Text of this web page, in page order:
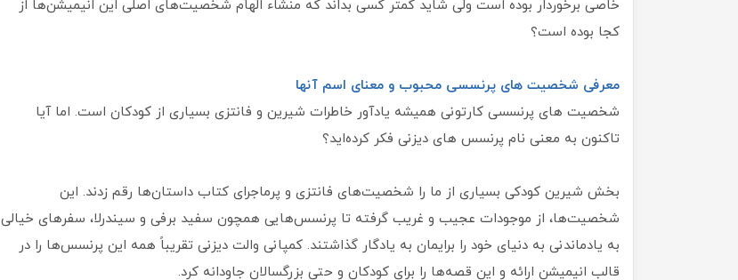
خاصی برخوردار بوده است ولی شاید کمتر کسی بداند که منشاء الهام شخصیت‌های اصلی این انیمیشن‌ها از
کجا بوده است؟
معرفی شخصیت های پرنسسی محبوب و معنای اسم آنها
شخصیت های پرنسسی کارتونی همیشه یادآور خاطرات شیرین و فانتزی بسیاری از کودکان است. اما آیا
تاکنون به معنی نام پرنسس های دیزنی فکر کرده‌اید؟
بخش شیرین کودکی بسیاری از ما را شخصیت‌های فانتزی و پرماجرای کتاب داستا‌ن‌ها رقم زدند. این
شخصیت‌ها، از موجودات عجیب و غریب گرفته تا پرنسس‌هایی همچون سفید برفی و سیندرلا، سفرهای خیالی
به یادماندنی به دنیای خود را برایمان به یادگار گذاشتند. کمپانی والت دیزنی تقریباً همه این پرنسس‌ها را در
قالب انیمیشن ارائه و این قصه‌ها را برای کودکان و حتی بزرگسالان جاودانه کرد.